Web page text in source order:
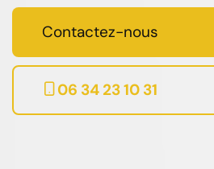
Contactez-nous
06 34 23 10 31